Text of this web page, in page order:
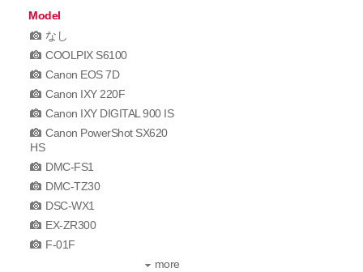
Model
なし
COOLPIX S6100
Canon EOS 7D
Canon IXY 220F
Canon IXY DIGITAL 900 IS
Canon PowerShot SX620
HS
DMC-FS1
DMC-TZ30
DSC-WX1
EX-ZR300
F-01F
more